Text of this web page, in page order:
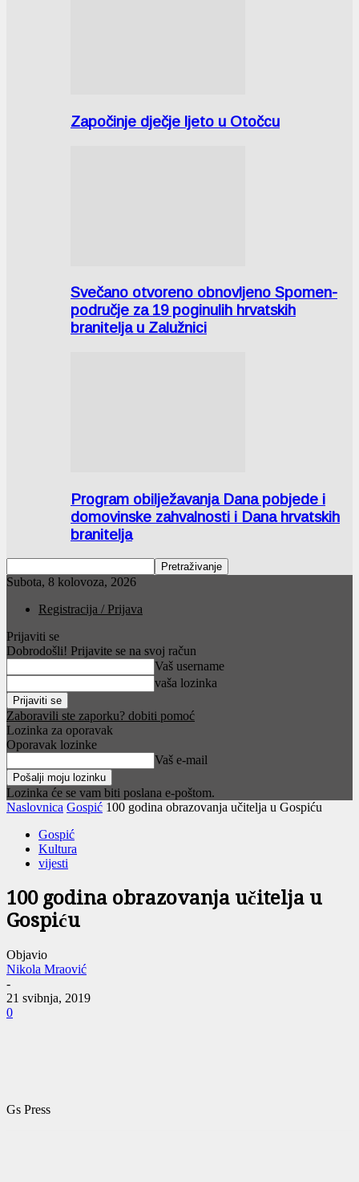
Započinje dječje ljeto u Otočcu
Svečano otvoreno obnovljeno Spomen-
područje za 19 poginulih hrvatskih
branitelja u Zalužnici
Program obilježavanja Dana pobjede i
domovinske zahvalnosti i Dana hrvatskih
branitelja
Subota, 8 kolovoza, 2026
Registracija / Prijava
Prijaviti se
Dobrodošli! Prijavite se na svoj račun
Vaš username
vaša lozinka
Zaboravili ste zaporku? dobiti pomoć
Lozinka za oporavak
Oporavak lozinke
Vaš e-mail
Lozinka će se vam biti poslana e-poštom.
Naslovnica Gospić 100 godina obrazovanja učitelja u Gospiću
Gospić
Kultura
vijesti
100 godina obrazovanja učitelja u
Gospiću
Objavio
Nikola Mraović
-
21 svibnja, 2019
0
Gs Press